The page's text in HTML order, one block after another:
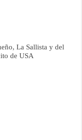
La Sallista y del
de USA